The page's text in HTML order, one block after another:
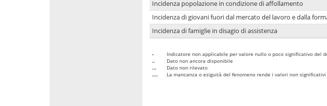
Incidenza popolazione in condizione di affollamento
Incidenza di giovani fuori dal mercato del lavoro e dalla
Incidenza di famiglie in disagio di assistenza
-
Indicatore non applicabile per valore nullo o poco significativo del
..
Dato non ancora disponibile
...
Dato non rilevato
....
La mancanza o esiguità del fenomeno rende i valori non significativi